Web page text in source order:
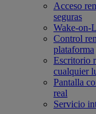
Acceso
seguras
Wake-on-
Control
plataforma
Escritorio
cualquier
Pantalla
real
Servicio